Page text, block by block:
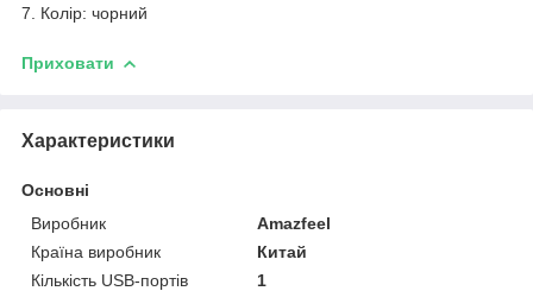
7. Колір: чорний
Приховати
Характеристики
Основні
Виробник
Amazfeel
Країна виробник
Китай
Кількість USB-портів
1